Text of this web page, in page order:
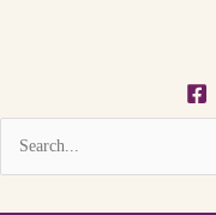
Search
for: